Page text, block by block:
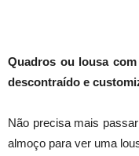
Quadros ou lousa
descontraído e
Não precisa mais
almoço para ver uma